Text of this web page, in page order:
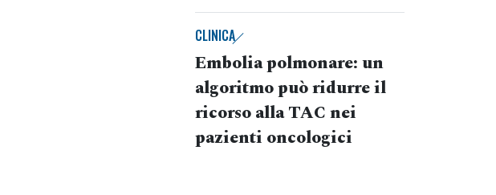
CLINICA
Embolia polmonare: un
algoritmo può ridurre il
ricorso alla TAC nei
pazienti oncologici